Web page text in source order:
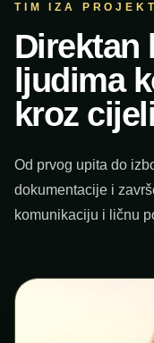
TIM IZA
Direktan
ljudima
kroz
Od prvog upita do
dokumentacije i
komunikaciju i ličnu